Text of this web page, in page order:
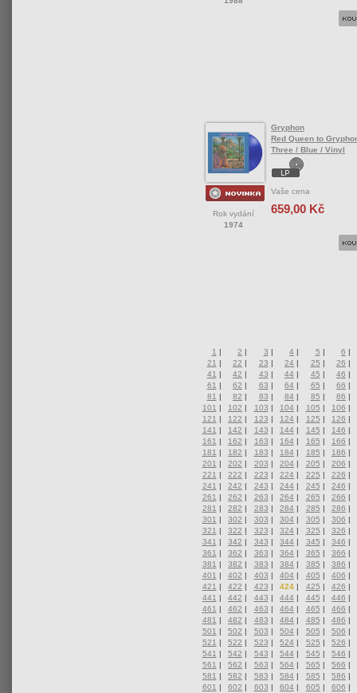
Rok vydání
1974
Gryphon
Red Queen to
Three / Blue / Vinyl
Vaše cena
659,00 Kč
1 | 2 | 3 | 4 | 5 | 6 |
21 | 22 | 23 | 24 | 25 | 26 |
41 | 42 | 43 | 44 | 45 | 46 |
61 | 62 | 63 | 64 | 65 | 66 |
81 | 82 | 83 | 84 | 85 | 86 |
101 | 102 | 103 | 104 | 105 | 106 |
121 | 122 | 123 | 124 | 125 | 126 |
141 | 142 | 143 | 144 | 145 | 146 |
161 | 162 | 163 | 164 | 165 | 166 |
181 | 182 | 183 | 184 | 185 | 186 |
201 | 202 | 203 | 204 | 205 | 206 |
221 | 222 | 223 | 224 | 225 | 226 |
241 | 242 | 243 | 244 | 245 | 246 |
261 | 262 | 263 | 264 | 265 | 266 |
281 | 282 | 283 | 284 | 285 | 286 |
301 | 302 | 303 | 304 | 305 | 306 |
321 | 322 | 323 | 324 | 325 | 326 |
341 | 342 | 343 | 344 | 345 | 346 |
361 | 362 | 363 | 364 | 365 | 366 |
381 | 382 | 383 | 384 | 385 | 386 |
401 | 402 | 403 | 404 | 405 | 406 |
421 | 422 | 423 | 424 | 425 | 426 |
441 | 442 | 443 | 444 | 445 | 446 |
461 | 462 | 463 | 464 | 465 | 466 |
481 | 482 | 483 | 484 | 485 | 486 |
501 | 502 | 503 | 504 | 505 | 506 |
521 | 522 | 523 | 524 | 525 | 526 |
541 | 542 | 543 | 544 | 545 | 546 |
561 | 562 | 563 | 564 | 565 | 566 |
581 | 582 | 583 | 584 | 585 | 586 |
601 | 602 | 603 | 604 | 605 | 606 |